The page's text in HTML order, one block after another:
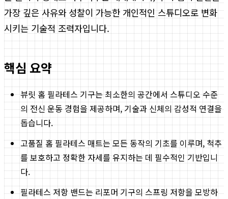
가장 깊은 사유와 성찰이 가능한 개인적인 스튜디오로 변화
시키는 기술적 조력자입니다.
핵심 요약
뷰릿 홈 필라테스 기구는 최소한의 공간에서 스튜디오 수준
의 전신 운동 경험을 제공하며, 기술과 신체의 감성적 연결을
돕습니다.
고품질 홈 필라테스 매트는 모든 동작의 기초를 이루며, 척추
를 보호하고 정확한 자세를 유지하는 데 필수적인 기반입니
다.
필라테스 저항 밴드는 리포머 기구의 스프링 저항을 모방하